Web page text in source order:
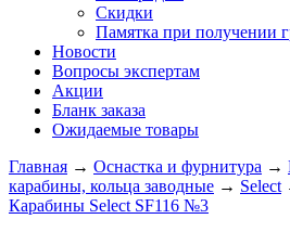
Скидки
Памятка при получении
Новости
Вопросы экспертам
Акции
Бланк заказа
Ожидаемые товары
Главная → Оснастка и фурнитура →
карабины, кольца заводные → Select
Карабины Select SF116 №3